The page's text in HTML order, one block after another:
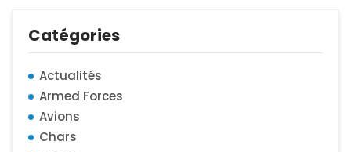
Catégories
Actualités
Armed Forces
Avions
Chars